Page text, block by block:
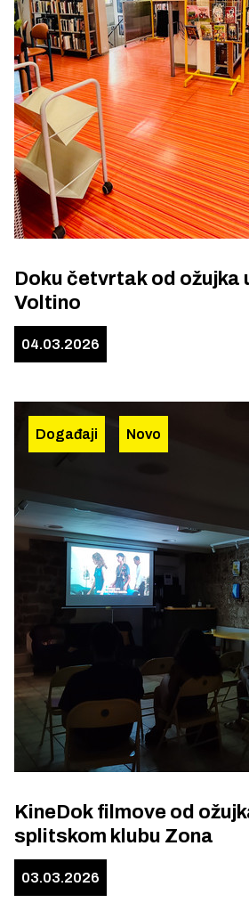
Doku četvrtak od ožujka
Voltino
04.03.2026
Događaji Novo
KineDok filmove od
splitskom klubu Zona
03.03.2026